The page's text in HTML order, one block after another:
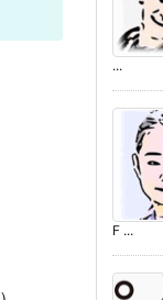
...
F ...